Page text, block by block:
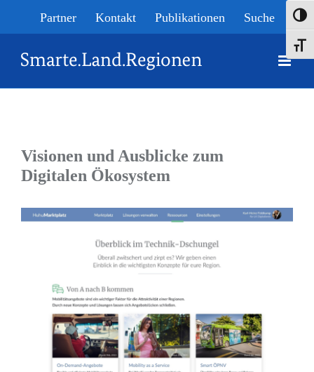
to
content
Partner Kontakt Publikationen Suche
Visionen und Ausblicke zum
Digitalen Ökosystem